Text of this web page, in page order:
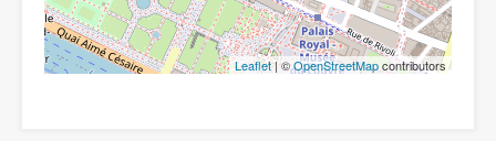
Leaflet| ©OpenStreetMapcontributors